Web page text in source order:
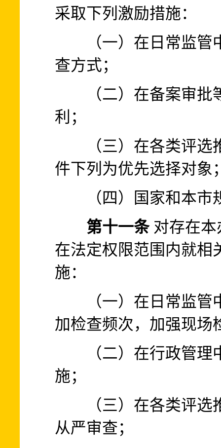
采取下列激励措施：
（一）在日常监管
查方式；
（二）在备案审批
利；
（三）在各类评选
件下列为优先选择对象
（四）国家和本市
第十一条对存在本
在法定权限范围内就相
施：
（一）在日常监管
加检查频次，加强现场
（二）在行政管理
施；
（三）在各类评选
从严审查；